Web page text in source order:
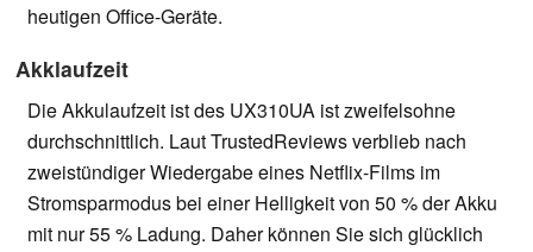
heutigen Office-Geräte.
Akklaufzeit
Die Akkulaufzeit ist des UX310UA ist zweifelsohne
durchschnittlich. Laut TrustedReviews verblieb nach
zweistündiger Wiedergabe eines Netflix-Films im
Stromsparmodus bei einer Helligkeit von 50 % der Akku
mit nur 55 % Ladung. Daher können Sie sich glücklich